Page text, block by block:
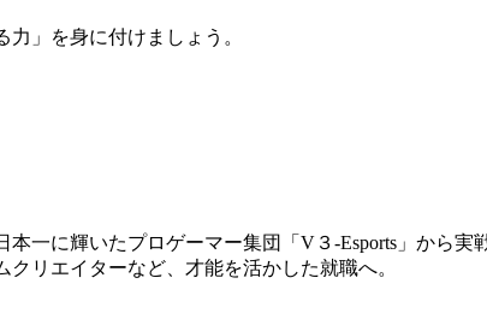
」を身に付けましょう。
一に輝いたプロゲーマー集団「V３-Esports」から実
リエイターなど、才能を活かした就職へ。